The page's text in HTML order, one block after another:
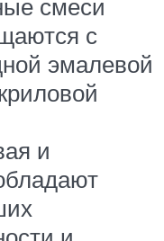
смеси
с
эмалевой
и